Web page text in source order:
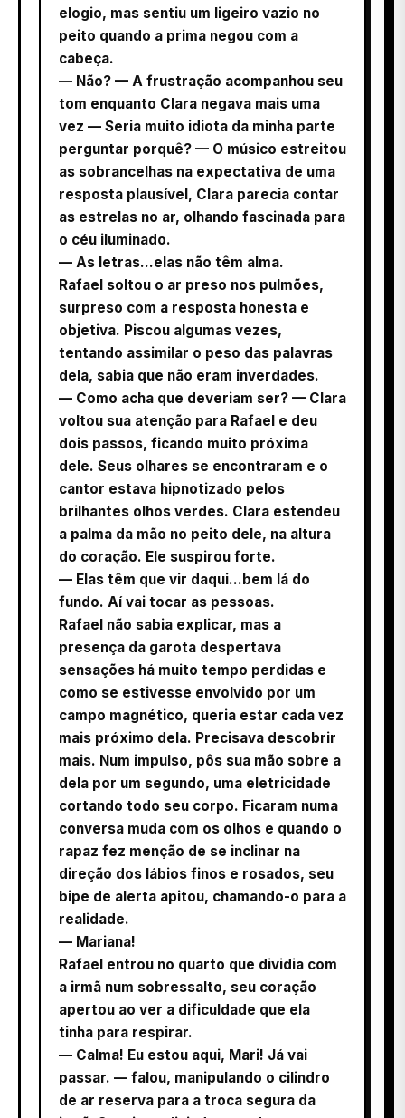
elogio, mas sentiu um ligeiro vazio no
peito quando a prima negou com a
cabeça.
— Não? — A frustração acompanhou seu
tom enquanto Clara negava mais uma
vez — Seria muito idiota da minha parte
perguntar porquê? — O músico estreitou
as sobrancelhas na expectativa de uma
resposta plausível, Clara parecia contar
as estrelas no ar, olhando fascinada para
o céu iluminado.
— As letras...elas não têm alma.
Rafael soltou o ar preso nos pulmões,
surpreso com a resposta honesta e
objetiva. Piscou algumas vezes,
tentando assimilar o peso das palavras
dela, sabia que não eram inverdades.
— Como acha que deveriam ser? — Clara
voltou sua atenção para Rafael e deu
dois passos, ficando muito próxima
dele. Seus olhares se encontraram e o
cantor estava hipnotizado pelos
brilhantes olhos verdes. Clara estendeu
a palma da mão no peito dele, na altura
do coração. Ele suspirou forte.
— Elas têm que vir daqui...bem lá do
fundo. Aí vai tocar as pessoas.
Rafael não sabia explicar, mas a
presença da garota despertava
sensações há muito tempo perdidas e
como se estivesse envolvido por um
campo magnético, queria estar cada vez
mais próximo dela. Precisava descobrir
mais. Num impulso, pôs sua mão sobre a
dela por um segundo, uma eletricidade
cortando todo seu corpo. Ficaram numa
conversa muda com os olhos e quando o
rapaz fez menção de se inclinar na
direção dos lábios finos e rosados, seu
bipe de alerta apitou, chamando-o para a
realidade.
— Mariana!
Rafael entrou no quarto que dividia com
a irmã num sobressalto, seu coração
apertou ao ver a dificuldade que ela
tinha para respirar.
— Calma! Eu estou aqui, Mari! Já vai
passar. — falou, manipulando o cilindro
de ar reserva para a troca segura da